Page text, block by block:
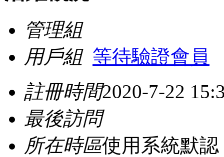
管理組
用戶組 等待驗證會員
註冊時間2020-7-22
最後訪問
所在時區使用系統默認